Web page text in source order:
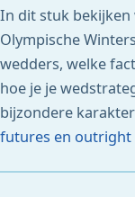
In dit stuk bekijken
Olympische
wedders, welke
hoe je je
bijzondere
futures en outright